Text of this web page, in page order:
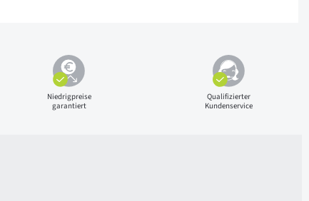
Niedrigpreise
garantiert
Qualifizierter
Kundenservice